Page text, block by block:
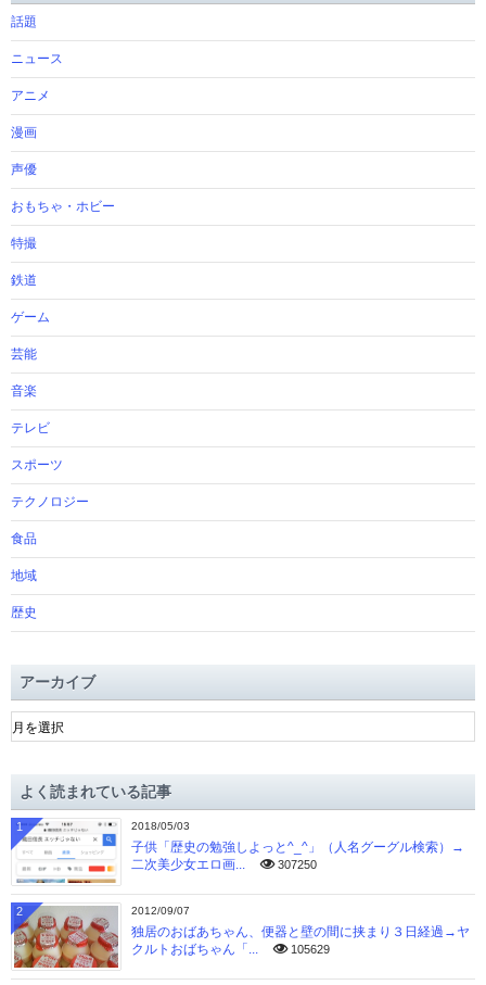
話題
ニュース
アニメ
漫画
声優
おもちゃ・ホビー
特撮
鉄道
ゲーム
芸能
音楽
テレビ
スポーツ
テクノロジー
食品
地域
歴史
アーカイブ
ア
ー
ブよく読まれている記事
2018/05/03
子供「歴史の勉強しよっと^_^」（人名グーグル検索）→
二次美少女エロ画...
307250
1
2012/09/07
独居のおばあちゃん、便器と壁の間に挟まり３日経過→ヤ
クルトおばちゃん「...
105629
2